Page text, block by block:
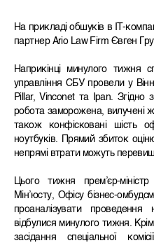
На прикладі обшуків в IT-
партнер Ario Law Firm Євген
Наприкінці минулого тижня
управління СБУ провели у
Pillar, Vinconet та Ipan. Згідно
робота заморожена, вилучені
також конфісковані шість
ноутбуків. Прямий збиток
непрямі втрати можуть
Цього тижня прем’єр-
Мін’юсту, Офісу бізнес-
проаналізувати проведення
відбулися минулого тижня.
засідання спеціальної